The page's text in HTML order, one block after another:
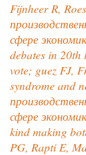
Fijnheer R,
сфере
debates in
vote; guez FJ,
syndrome and
сфере
kind making
PG, Rapti E,